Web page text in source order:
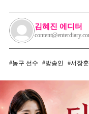
김혜진 에디터
농구 선수 방송인 서장훈